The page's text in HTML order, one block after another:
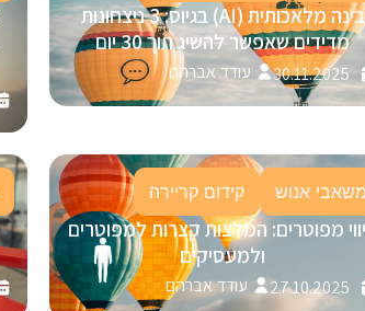
בינה מלאכותית (AI) בגיוס: 3 ניצחונות
מדידים שאפשר להשיג תוך 30 יום
30.11.2025 עודד אברהם
משאבי אנוש קידום קריירה
מפוטרים: המלצות קצרות למפוטרים
ולמעסיקים
27.10.2025 עודד אברהם